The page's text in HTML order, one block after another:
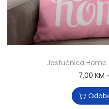
Jastučnica Home
7,00 KM